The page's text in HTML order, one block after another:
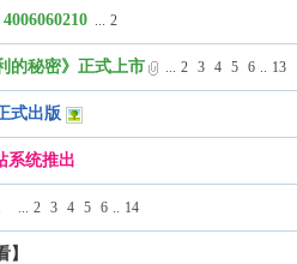
... 2
的秘密》正式上市 ... 2 3 4 5 6 .. 13
式出版
系统推出
... 2 3 4 5 6 .. 14